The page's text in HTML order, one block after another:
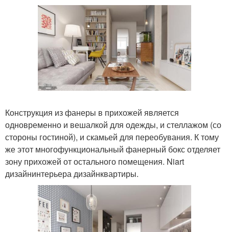
Конструкция из фанеры в прихожей является
одновременно и вешалкой для одежды, и стеллажом (со
стороны гостиной), и скамьей для переобувания. К тому
же этот многофункциональный фанерный бокс отделяет
зону прихожей от остального помещения. Niart
дизайнинтерьера дизайнквартиры.